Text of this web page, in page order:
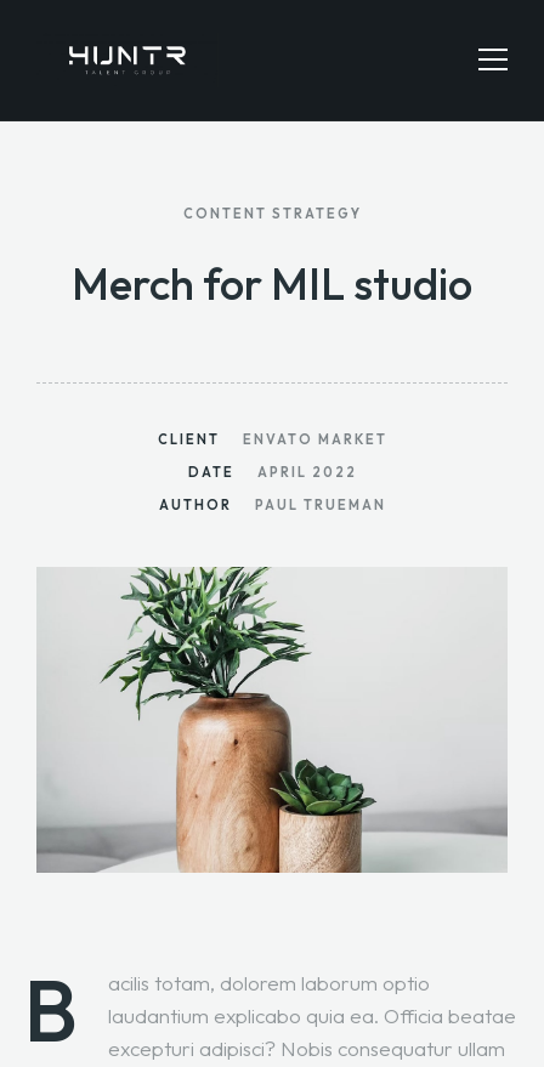
HOME
CONTENT STRATEGY
Merch for MIL studio
CLIENT
ENVATO MARKET
DATE
APRIL 2022
AUTHOR
PAUL TRUEMAN
B
acilis totam, dolorem laborum optio
laudantium explicabo quia ea. Officia beatae
excepturi adipisci? Nobis consequatur ullam